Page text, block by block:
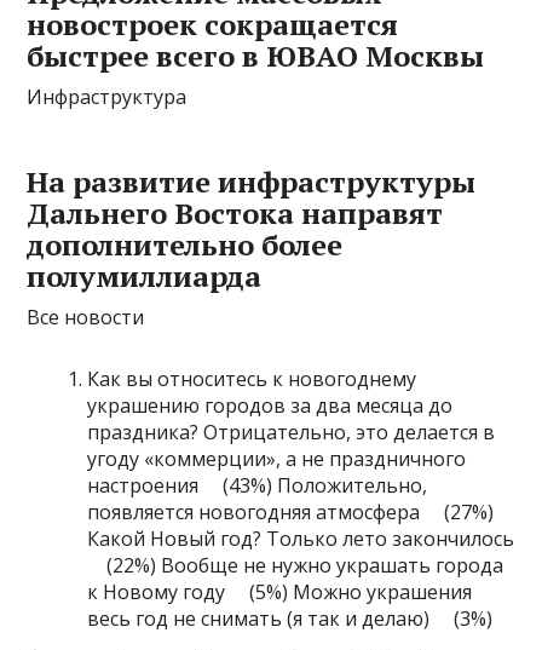
новостроек сокращается
быстрее всего в ЮВАО Москвы
Инфраструктура
На развитие инфраструктуры
Дальнего Востока направят
дополнительно более
полумиллиарда
Все новости
Как вы относитесь к новогоднему
украшению городов за два месяца до
праздника? Отрицательно, это делается в
угоду «коммерции», а не праздничного
настроения (43%) Положительно,
появляется новогодняя атмосфера (27%)
Какой Новый год? Только лето закончилось
(22%) Вообще не нужно украшать города
к Новому году (5%) Можно украшения
весь год не снимать (я так и делаю) (3%)